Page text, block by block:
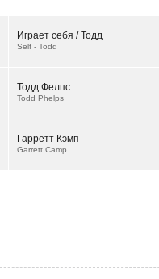
Играет себя / Тодд
Self - Todd
Тодд Фелпс
Todd Phelps
Гарретт Кэмп
Garrett Camp